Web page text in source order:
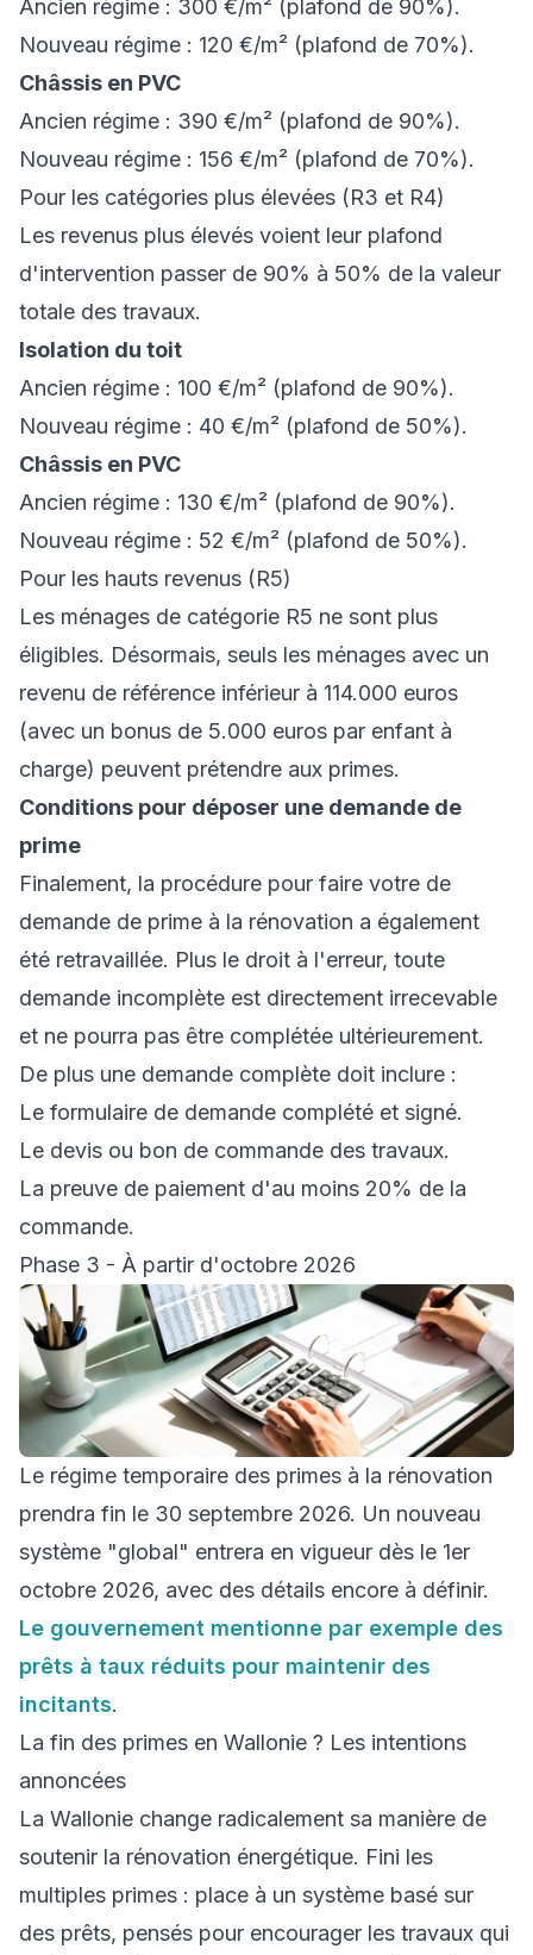
Ancien régime : 300 €/m² (plafond de 90%).
Nouveau régime : 120 €/m² (plafond de 70%).
Châssis en PVC
Ancien régime : 390 €/m² (plafond de 90%).
Nouveau régime : 156 €/m² (plafond de 70%).
Pour les catégories plus élevées (R3 et R4)
Les revenus plus élevés voient leur plafond
d'intervention passer de 90% à 50% de la valeur
totale des travaux.
Isolation du toit
Ancien régime : 100 €/m² (plafond de 90%).
Nouveau régime : 40 €/m² (plafond de 50%).
Châssis en PVC
Ancien régime : 130 €/m² (plafond de 90%).
Nouveau régime : 52 €/m² (plafond de 50%).
Pour les hauts revenus (R5)
Les ménages de catégorie R5 ne sont plus
éligibles. Désormais, seuls les ménages avec un
revenu de référence inférieur à 114.000 euros
(avec un bonus de 5.000 euros par enfant à
charge) peuvent prétendre aux primes.
Conditions pour déposer une demande de
prime
Finalement, la procédure pour faire votre de
demande de prime à la rénovation a également
été retravaillée. Plus le droit à l'erreur, toute
demande incomplète est directement irrecevable
et ne pourra pas être complétée ultérieurement.
De plus une demande complète doit inclure :
Le formulaire de demande complété et signé.
Le devis ou bon de commande des travaux.
La preuve de paiement d'au moins 20% de la
commande.
Phase 3 - À partir d'octobre 2026
Le régime temporaire des primes à la rénovation
prendra fin le 30 septembre 2026. Un nouveau
système "global" entrera en vigueur dès le 1er
octobre 2026, avec des détails encore à définir.
Le gouvernement mentionne par exemple des
prêts à taux réduits pour maintenir des
incitants.
La fin des primes en Wallonie ? Les intentions
annoncées
La Wallonie change radicalement sa manière de
soutenir la rénovation énergétique. Fini les
multiples primes : place à un système basé sur
des prêts, pensés pour encourager les travaux qui